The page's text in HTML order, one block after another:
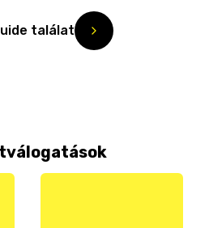
találat